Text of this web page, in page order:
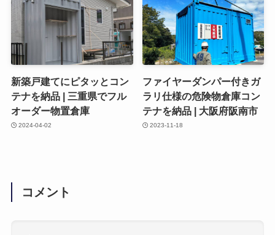
新築戸建てにピタッとコン
テナを納品 | 三重県でフル
オーダー物置倉庫
2024-04-02
ファイヤーダンパー付きガ
ラリ仕様の危険物倉庫コン
テナを納品 | 大阪府阪南市
2023-11-18
コメント